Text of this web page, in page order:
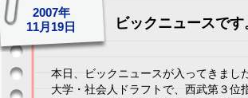
ビックニュースです
2007年
11月19日
本日、ビックニュースが入ってきまし
大学・社会人ドラフトで、西武第３位